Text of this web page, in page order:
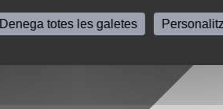
Denega totes les galetes